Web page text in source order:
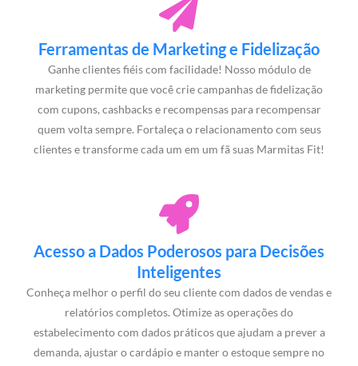
Ferramentas de Marketing e Fidelização
Ganhe clientes fiéis com facilidade! Nosso módulo de
marketing permite que você crie campanhas de fidelização
com cupons, cashbacks e recompensas para recompensar
quem volta sempre. Fortaleça o relacionamento com seus
clientes e transforme cada um em um fã suas Marmitas Fit!
Acesso a Dados Poderosos para Decisões
Inteligentes
Conheça melhor o perfil do seu cliente com dados de vendas e
relatórios completos. Otimize as operações do
estabelecimento com dados práticos que ajudam a prever a
demanda, ajustar o cardápio e manter o estoque sempre no